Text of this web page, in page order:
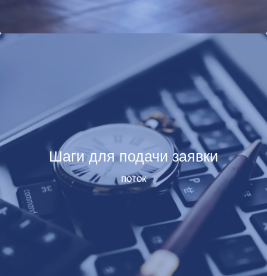
Шаги для подачи заявки
поток